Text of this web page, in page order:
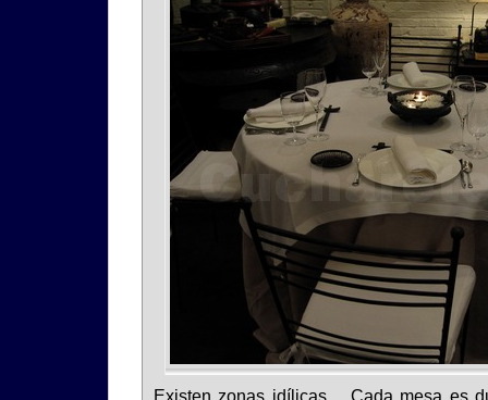
Existen zonas idílicas… Cada mesa es